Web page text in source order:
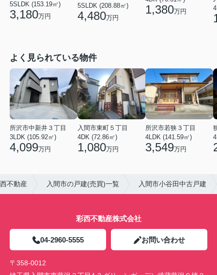
5SLDK (153.19㎡)
3,180万円
5SLDK (208.88㎡)
4,480万円
1,380万円
よく見られている物件
所沢市中新井３丁目
3LDK (105.92㎡)
4,099万円
入間市東町５丁目
4DK (72.86㎡)
1,080万円
所沢市若狭３丁目
4LDK (141.59㎡)
3,549万円
不動産 入間市の戸建(売買)一覧 入間市小谷田中古戸建
彩西不動産株式会社
04-2960-5555 お問い合わせ
〒358-0012